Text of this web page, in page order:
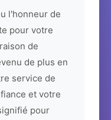
l'honneur de
pour votre
de
de plus en
service de
et votre
pour